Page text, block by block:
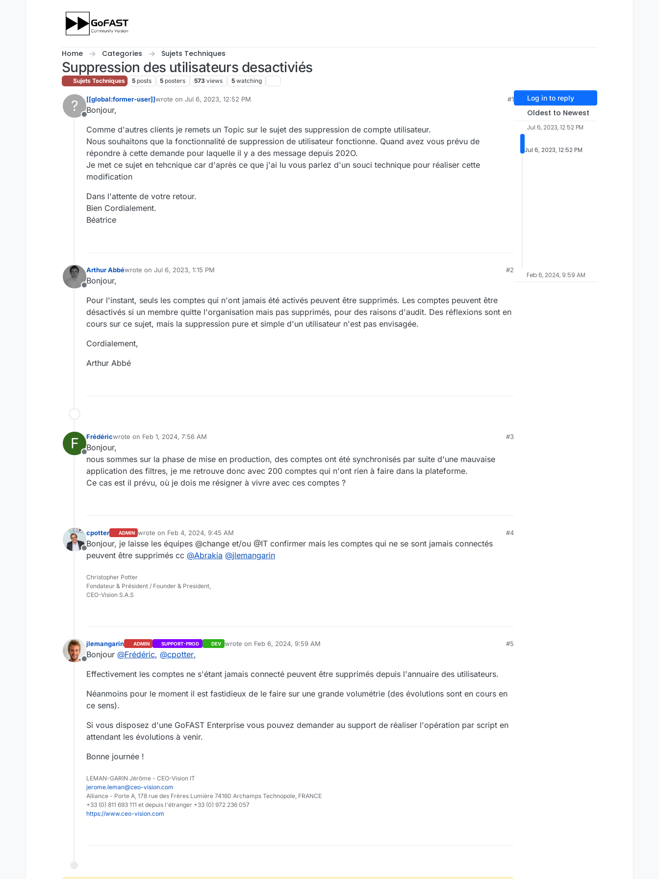
Home Categories Sujets Techniques
Suppression des utilisateurs desactiviés
Sujets Techniques 5 posts 5 posters 573 views 5 watching
?
Offline
[[global:former-user]]wrote on Jul 6, 2023, 12:52 PM
last edited by
#1
Bonjour,
Comme d'autres clients je remets un Topic sur le sujet des suppression de compte utilisateur.
Nous souhaitons que la fonctionnalité de suppression de utilisateur fonctionne. Quand avez vous prévu de
répondre à cette demande pour laquelle il y a des message depuis 202O.
Je met ce sujet en tehcnique car d'après ce que j'ai lu vous parlez d'un souci technique pour réaliser cette
modification
Dans l'attente de votre retour.
Bien Cordialement.
Béatrice
Offline
Arthur Abbéwrote on Jul 6, 2023, 1:15 PM
last edited by
#2
Bonjour,
Pour l'instant, seuls les comptes qui n'ont jamais été activés peuvent être supprimés. Les comptes peuvent être
désactivés si un membre quitte l'organisation mais pas supprimés, pour des raisons d'audit. Des réflexions sont en
cours sur ce sujet, mais la suppression pure et simple d'un utilisateur n'est pas envisagée.
Cordialement,
Arthur Abbé
F
Offline
Frédéricwrote on Feb 1, 2024, 7:56 AM
last edited by
#3
Bonjour,
nous sommes sur la phase de mise en production, des comptes ont été synchronisés par suite d'une mauvaise
application des filtres, je me retrouve donc avec 200 comptes qui n'ont rien à faire dans la plateforme.
Ce cas est il prévu, où je dois me résigner à vivre avec ces comptes ?
Offline
cpotter ADMIN wrote on Feb 4, 2024, 9:45 AM
last edited by
#4
Bonjour, je laisse les équipes @change et/ou @IT confirmer mais les comptes qui ne se sont jamais connectés
peuvent être supprimés cc @Abrakia @jlemangarin
Christopher Potter
Fondateur & Président / Founder & President,
CEO-Vision S.A.S
Offline
jlemangarin ADMIN SUPPORT-PROD DEV wrote on Feb 6, 2024, 9:59 AM
last edited by
#5
Bonjour @Frédéric, @cpotter,
Effectivement les comptes ne s'étant jamais connecté peuvent être supprimés depuis l'annuaire des utilisateurs.
Néanmoins pour le moment il est fastidieux de le faire sur une grande volumétrie (des évolutions sont en cours en
ce sens).
Si vous disposez d'une GoFAST Enterprise vous pouvez demander au support de réaliser l'opération par script en
attendant les évolutions à venir.
Bonne journée !
LEMAN-GARIN Jérôme - CEO-Vision IT
jerome.leman@ceo-vision.com
Alliance - Porte A, 178 rue des Frères Lumière 74160 Archamps Technopole, FRANCE
+33 (0) 811 693 111 et depuis l'étranger +33 (0) 972 236 057
https://www.ceo-vision.com
Log in to reply
Oldest to Newest
Jul 6, 2023, 12:52 PM
Jul 6, 2023, 12:52 PM
Feb 6, 2024, 9:59 AM